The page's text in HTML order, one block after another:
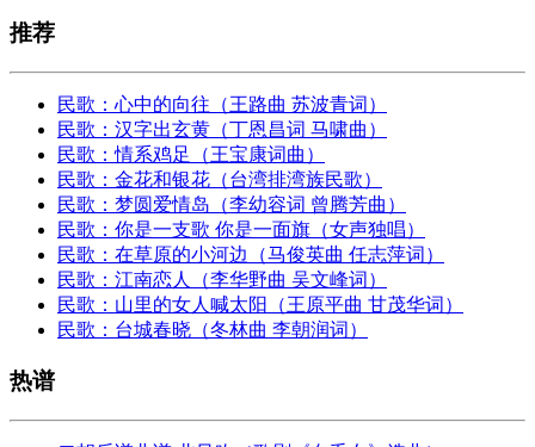
推荐
民歌：心中的向往（王路曲 苏波青词）
民歌：汉字出玄黄（丁恩昌词 马啸曲）
民歌：情系鸡足（王宝康词曲）
民歌：金花和银花（台湾排湾族民歌）
民歌：梦圆爱情岛（李幼容词 曾腾芳曲）
民歌：你是一支歌 你是一面旗（女声独唱）
民歌：在草原的小河边（马俊英曲 任志萍词）
民歌：江南恋人（李华野曲 吴文峰词）
民歌：山里的女人喊太阳（王原平曲 甘茂华词）
民歌：台城春晓（冬林曲 李朝润词）
热谱